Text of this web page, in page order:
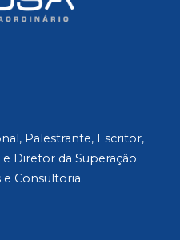
Palestrante, Escritor,
e Diretor da Superação
Consultoria.